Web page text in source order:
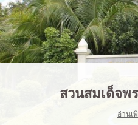
สวนสมเด็จพ
อ่านเ